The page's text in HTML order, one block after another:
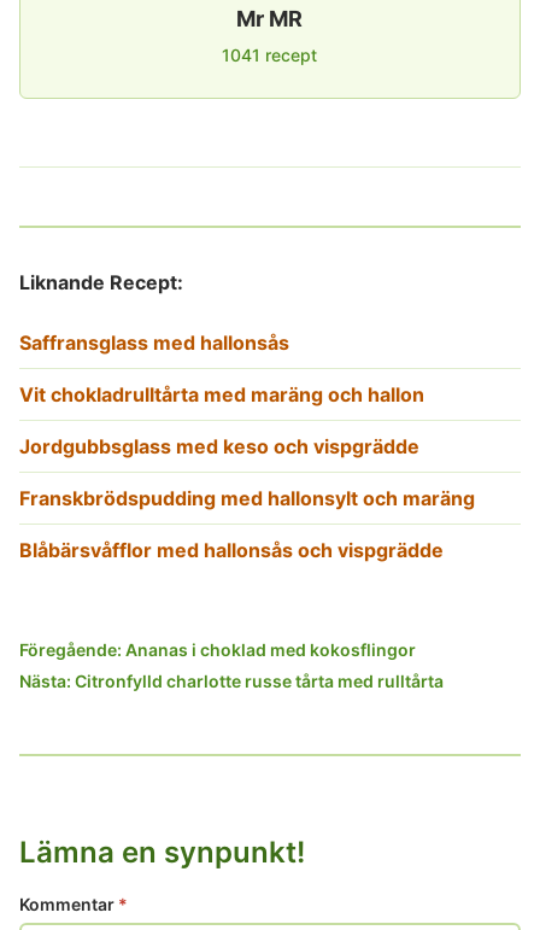
Mr MR
1041 recept
Liknande Recept:
Saffransglass med hallonsås
Vit chokladrulltårta med maräng och hallon
Jordgubbsglass med keso och vispgrädde
Franskbrödspudding med hallonsylt och maräng
Blåbärsvåfflor med hallonsås och vispgrädde
Inläggsnavigering
Föregående: Ananas i choklad med kokosflingor
Nästa: Citronfylld charlotte russe tårta med rulltårta
Lämna en synpunkt!
Kommentar *